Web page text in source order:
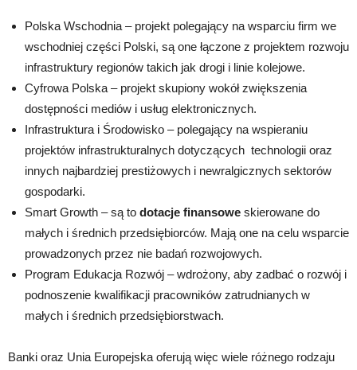
Polska Wschodnia – projekt polegający na wsparciu firm we
wschodniej części Polski, są one łączone z projektem rozwoju
infrastruktury regionów takich jak drogi i linie kolejowe.
Cyfrowa Polska – projekt skupiony wokół zwiększenia
dostępności mediów i usług elektronicznych.
Infrastruktura i Środowisko – polegający na wspieraniu
projektów infrastrukturalnych dotyczących technologii oraz
innych najbardziej prestiżowych i newralgicznych sektorów
gospodarki.
Smart Growth – są to dotacje finansowe skierowane do
małych i średnich przedsiębiorców. Mają one na celu wsparcie
prowadzonych przez nie badań rozwojowych.
Program Edukacja Rozwój – wdrożony, aby zadbać o rozwój i
podnoszenie kwalifikacji pracowników zatrudnianych w
małych i średnich przedsiębiorstwach.
Banki oraz Unia Europejska oferują więc wiele różnego rodzaju